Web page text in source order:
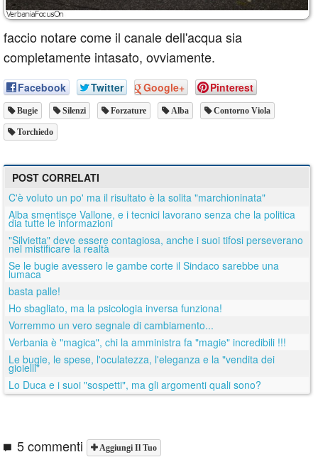
faccio notare come il canale dell'acqua sia
completamente intasato, ovviamente.
Facebook Twitter Google+ Pinterest
Bugie Silenzi Forzature Alba Contorno Viola
Torchiedo
POST CORRELATI
C'è voluto un po' ma il risultato è la solita "marchioninata"
Alba smentisce Vallone, e i tecnici lavorano senza che la politica
dia tutte le informazioni
"Silvietta" deve essere contagiosa, anche i suoi tifosi perseverano
nel mistificare la realtà
Se le bugie avessero le gambe corte il Sindaco sarebbe una
lumaca
basta palle!
Ho sbagliato, ma la psicologia inversa funziona!
Vorremmo un vero segnale di cambiamento...
Verbania è "magica", chi la amministra fa "magie" incredibili !!!
Le bugie, le spese, l'oculatezza, l'eleganza e la "vendita dei
gioielli"
Lo Duca e i suoi "sospetti", ma gli argomenti quali sono?
5 commenti Aggiungi Il Tuo